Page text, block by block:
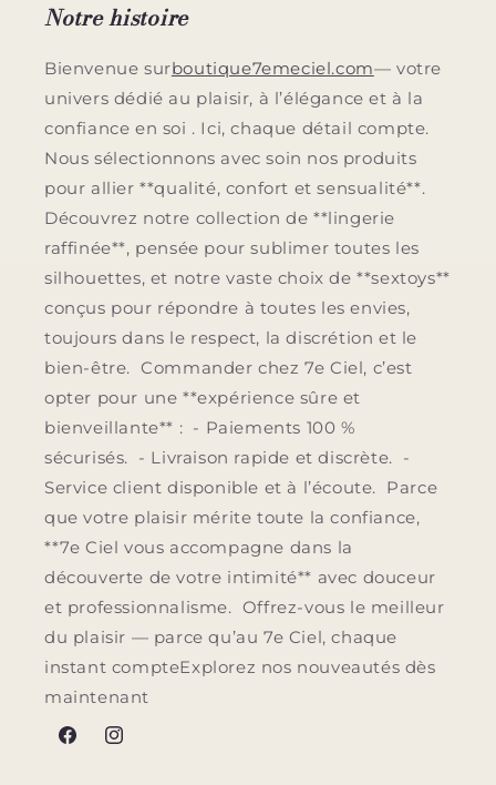
Notre histoire
Bienvenue surboutique7emeciel.com— votre
univers dédié au plaisir, à l’élégance et à la
confiance en soi . Ici, chaque détail compte.
Nous sélectionnons avec soin nos produits
pour allier **qualité, confort et sensualité**.
Découvrez notre collection de **lingerie
raffinée**, pensée pour sublimer toutes les
silhouettes, et notre vaste choix de **sextoys**
conçus pour répondre à toutes les envies,
toujours dans le respect, la discrétion et le
bien-être. Commander chez 7e Ciel, c’est
opter pour une **expérience sûre et
bienveillante** : - Paiements 100 %
sécurisés. - Livraison rapide et discrète. -
Service client disponible et à l’écoute. Parce
que votre plaisir mérite toute la confiance,
**7e Ciel vous accompagne dans la
découverte de votre intimité** avec douceur
et professionnalisme. Offrez-vous le meilleur
du plaisir — parce qu’au 7e Ciel, chaque
instant compteExplorez nos nouveautés dès
maintenant
FacebookInstagram